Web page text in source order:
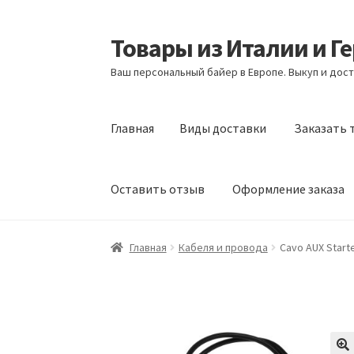
Перейти
к
навигации
Перейти
к
содержимому
Товары из Италии и
Ваш персональный байер в Европе. Выкуп и
Главная Виды доставки Заказать
Оставить отзыв Оформление заказа
Главная Виды доставки Заказать товары
Главная Кабеля и провода Cavo AUX